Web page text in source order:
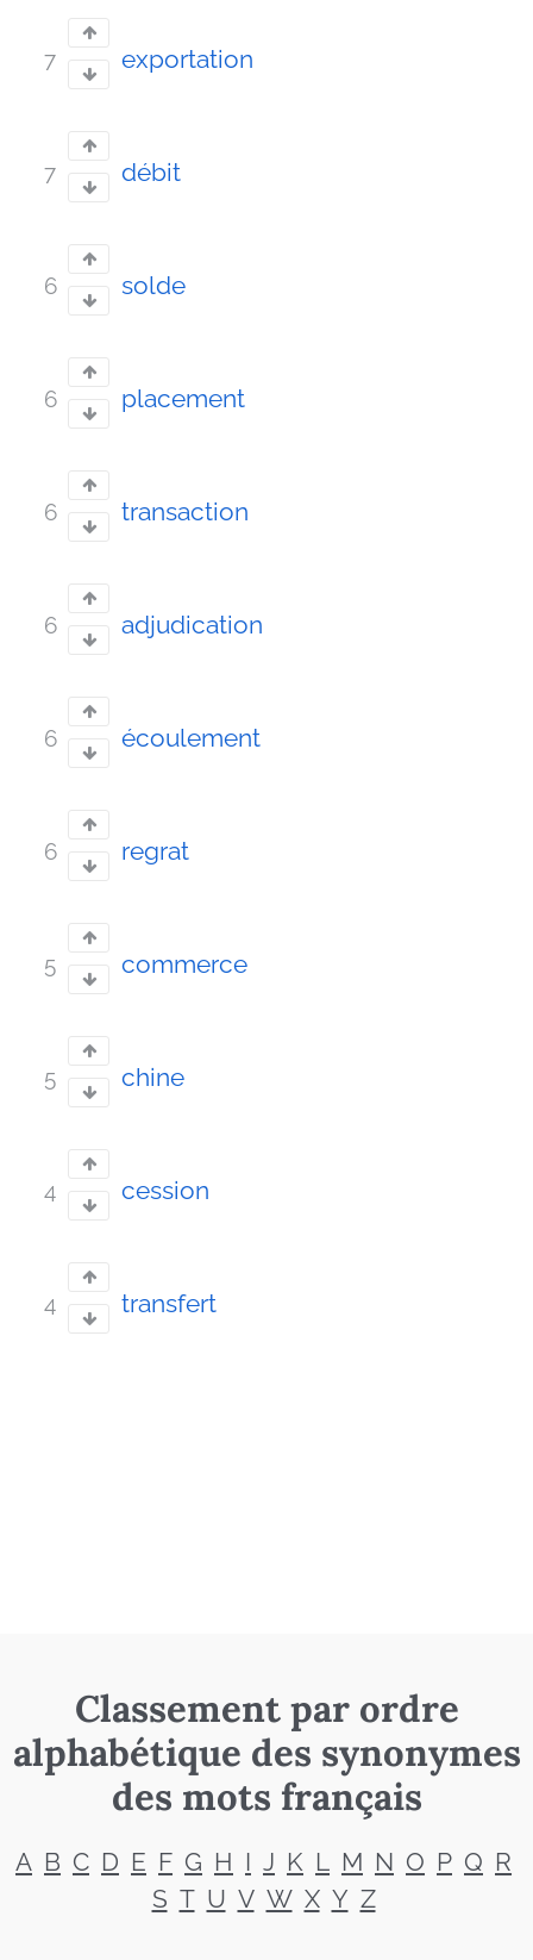
7 exportation
7 débit
6 solde
6 placement
6 transaction
6 adjudication
6 écoulement
6 regrat
5 commerce
5 chine
4 cession
4 transfert
Classement par ordre
alphabétique des synonymes
des mots français
A B C D E F G H I J K L M N O P Q R
S T U V W X Y Z